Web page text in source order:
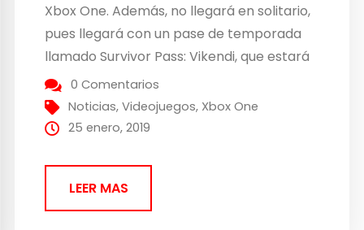
Xbox One. Además, no llegará en solitario,
pues llegará con un pase de temporada
llamado Survivor Pass: Vikendi, que estará
disponible el 2 de abril de 2019. Battle
Royale en plena nieve PlayerUnknown’s
Battlegrounds sigue su andadura en Xbox
como...
0 Comentarios
Noticias,Videojuegos, Xbox One
25 enero, 2019
LEER MAS